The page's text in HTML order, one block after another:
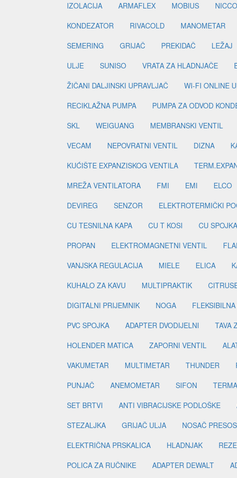
IZOLACIJA
ARMAFLEX MOBIUS
KONDEZATOR
RIVACOLD MANOMETAR
SEMERING
GRIJAČ PREKIDAČ LEŽAJ
ULJE
SUNISO VRATA ZA HLADNJAČE
ŽIČANI DALJINSKI UPRAVLJAČ
WI-FI ONLINE
RECIKLAŽNA PUMPA
PUMPA ZA ODVOD
SKL
WEIGUANG MEMBRANSKI VENTIL
VECAM
NEPOVRATNI VENTIL DIZNA
KUĆIŠTE EXPANZISKOG VENTILA
MREŽA VENTILATORA
FMI EMI ELCO
DEVIREG
SENZOR ELEKTROTERMIČKI
CU TESNILNA KAPA
CU T KOSI CU SPOJKA
PROPAN
ELEKTROMAGNETNI VENTIL
VANJSKA REGULACIJA
MIELE ELICA
KUHALO ZA KAVU
MULTIPRAKTIK
DIGITALNI PRIJEMNIK
NOGA
PVC SPOJKA
ADAPTER DVODIJELNI TAVA
HOLENDER MATICA
ZAPORNI VENTIL
VAKUMETAR
MULTIMETAR THUNDER
PUNJAČ
ANEMOMETAR SIFON
SET BRTVI
ANTI VIBRACIJSKE PODLOŠKE
STEZALJKA
GRIJAČ ULJA NOSAČ
ELEKTRIČNA PRSKALICA
HLADNJAK
POLICA ZA RUČNIKE
ADAPTER DEWALT